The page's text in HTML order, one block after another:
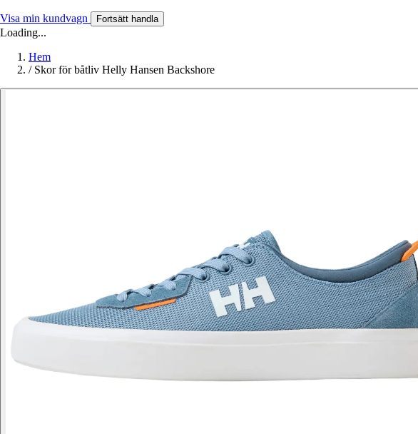
Visa min kundvagn Fortsätt handla
Loading...
Hem
/ Skor för båtliv Helly Hansen Backshore